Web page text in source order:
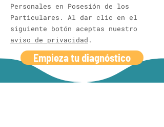
Personales en Posesión de los
Particulares. Al dar clic en el
siguiente botón aceptas nuestro
aviso de privacidad .
Empieza tu diagnóstico